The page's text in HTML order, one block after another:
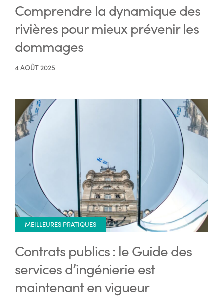
Comprendre la dynamique des
rivières pour mieux prévenir les
dommages
4 AOÛT 2025
MEILLEURES PRATIQUES
Contrats publics : le Guide des
services d’ingénierie est
maintenant en vigueur